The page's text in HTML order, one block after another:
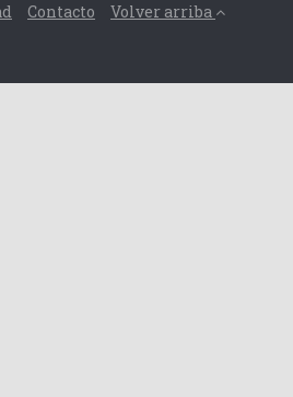
Contacto Volver arriba